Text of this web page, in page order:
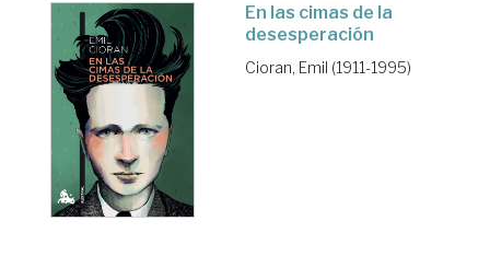
En las cimas de la
desesperación
Cioran, Emil (1911-1995)